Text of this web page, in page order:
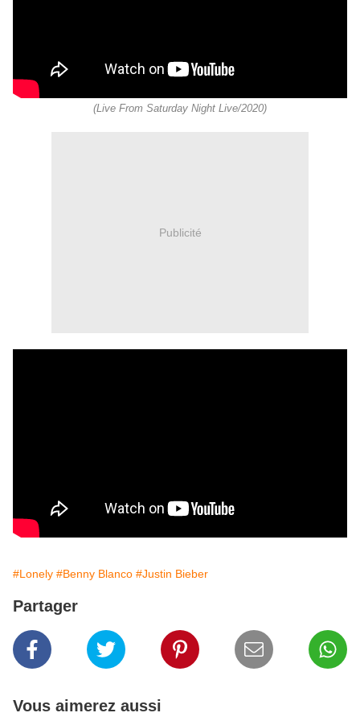
(Live From Saturday Night Live/2020)
Publicité
#Lonely #Benny Blanco #Justin Bieber
Partager
Vous aimerez aussi